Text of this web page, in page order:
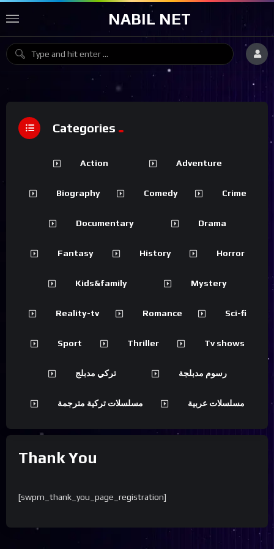
NABIL NET
Thank You
[swpm_thank_you_page_registration]
Categories
Action Adventure
Biography Comedy Crime
Documentary Drama
Fantasy History Horror
Kids&family Mystery
Reality-tv Romance Sci-fi
Sport Thriller Tv shows
تركي مدبلج رسوم مدبلجة
مسلسلات تركية مترجمة مسلسلات عربية